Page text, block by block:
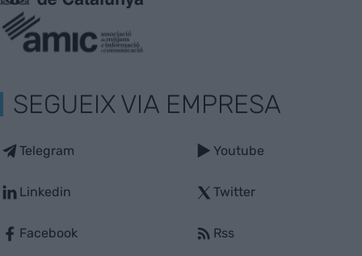
SEGUEIX VIA EMPRESA
Telegram
Linkedin
Facebook
Youtube
Twitter
Rss